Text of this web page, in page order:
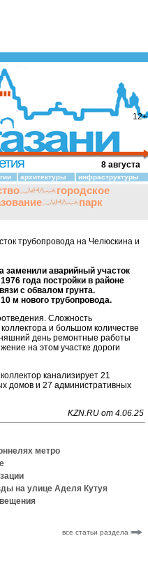
12+
8 августа
архитектуры инфраструктуры
городское
парк
трубопровода на Челюскина и
заменили аварийный участок
года постройки в районе
с обвалом грунта.
м нового трубопровода.
Сложность
и большом количестве
день ремонтные работы
на этом участке дороги
канализирует 21
домов и 27 административных
KZN.RU от 4.06.25
метро
на улице Аделя Кутуя
все статьи раздела